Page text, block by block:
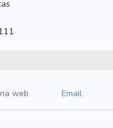
web Email